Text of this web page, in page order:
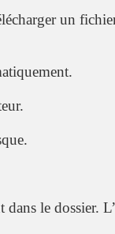
un
le dossier.